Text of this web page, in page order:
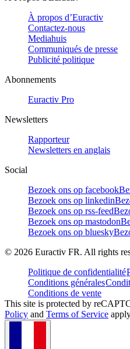
À propos d’Euractiv
Contactez-nous
Mediahuis
Communiqués de presse
Publicité politique
Abonnements
Euractiv Pro
Newsletters
Rapporteur
Newsletters en anglais
Social
Bezoek ons op facebook
Bezoek ons op linkedin
Bezoek ons op rss-feed
Bezoek ons op mastodon
Bezoek ons op bluesky
© 2026 Euractiv FR. All rights
Politique de confidentialité
Conditions générales
Conditions de vente
This site is protected by
Policy and Terms of Service